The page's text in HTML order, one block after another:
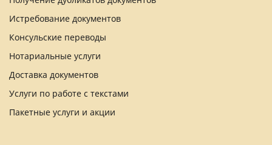
Истребование документов
Консульские переводы
Нотариальные услуги
Доставка документов
Услуги по работе с текстами
Пакетные услуги и акции